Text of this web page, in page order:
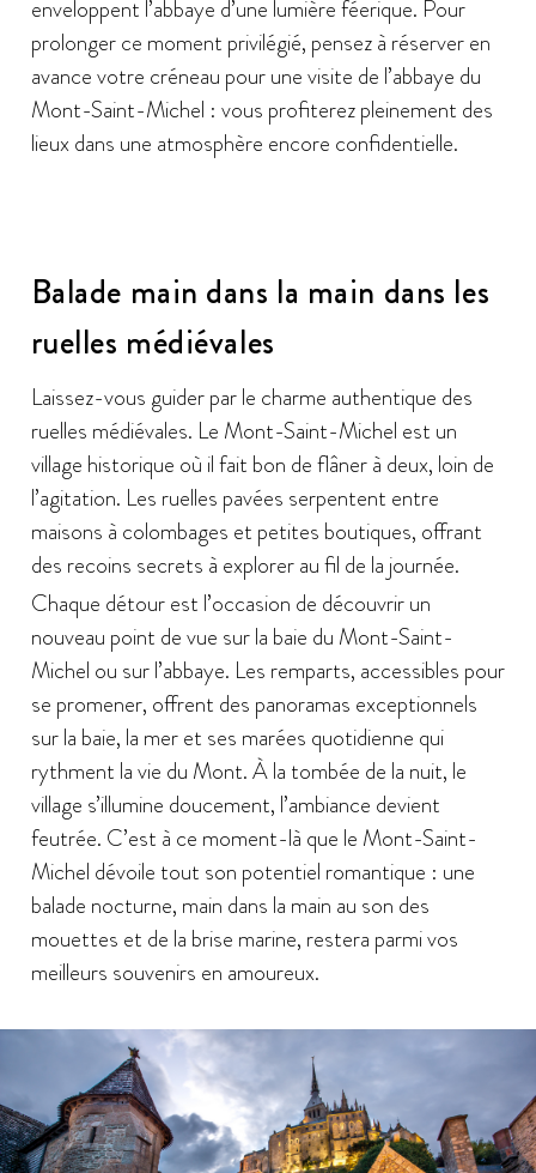
enveloppent l’abbaye d’une lumière féerique. Pour
prolonger ce moment privilégié, pensez à réserver en
avance votre créneau pour une visite de l’abbaye du
Mont-Saint-Michel : vous profiterez pleinement des
lieux dans une atmosphère encore confidentielle.
Balade main dans la main dans les
ruelles médiévales
Laissez-vous guider par le charme authentique des
ruelles médiévales. Le Mont-Saint-Michel est un
village historique où il fait bon de flâner à deux, loin de
l’agitation. Les ruelles pavées serpentent entre
maisons à colombages et petites boutiques, offrant
des recoins secrets à explorer au fil de la journée.
Chaque détour est l’occasion de découvrir un
nouveau point de vue sur la baie du Mont-Saint-
Michel ou sur l’abbaye. Les remparts, accessibles pour
se promener, offrent des panoramas exceptionnels
sur la baie, la mer et ses marées quotidienne qui
rythment la vie du Mont. À la tombée de la nuit, le
village s’illumine doucement, l’ambiance devient
feutrée. C’est à ce moment-là que le Mont-Saint-
Michel dévoile tout son potentiel romantique : une
balade nocturne, main dans la main au son des
mouettes et de la brise marine, restera parmi vos
meilleurs souvenirs en amoureux.